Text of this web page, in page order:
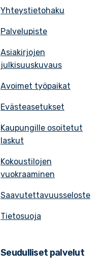
Yhteystietohaku
Palvelupiste
Asiakirjojen
julkisuuskuvaus
Avoimet työpaikat
Evästeasetukset
Kaupungille osoitetut
laskut
Kokoustilojen
vuokraaminen
Saavutettavuusseloste
Tietosuoja
Seudulliset palvelut